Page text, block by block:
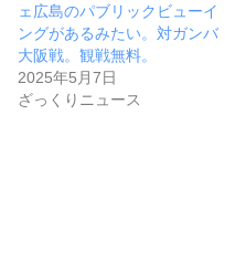
ェ広島のパブリックビューイ
ングがあるみたい。対ガンバ
大阪戦。観戦無料。
2025年5月7日
ざっくりニュース